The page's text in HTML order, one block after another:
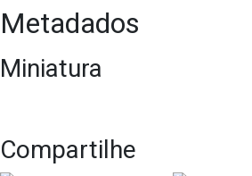
Metadados
Miniatura
Compartilhe